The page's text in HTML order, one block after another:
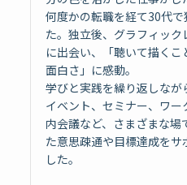
何度かの転職を経て30代で
た。独立後、グラフィック
に出会い、「聴いて描くこ
面白さ」に感動。
学びと実践を繰り返しなが
イベント、セミナー、ワー
内会議など、さまざまな場
た意思疎通や目標達成をサ
した。